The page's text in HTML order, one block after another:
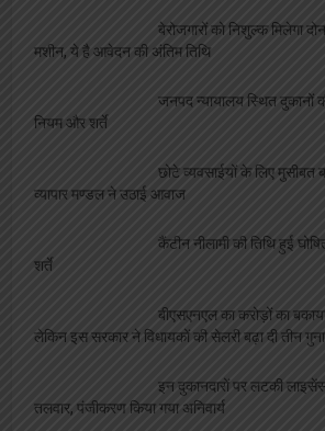
बेरोजगारों को निशुल्क मिलेगा
मशीन, ये है आवेदन की अंतिम तिथि
जनपद न्यायालय स्थित दुकानों
नियम और शर्ते
छोटे व्यवसाईयों के लिए मुसीबत
व्यापार मण्डल ने उठाई आवाज
कैंटीन नीलामी की तिथि हुई
शर्ते
बीएसएनएल का करोड़ों का
लेकिन इस सरकार ने विधायकों की सेलरी बढ़ा दी तीन गुना
इन दुकानदारों पर लटकी
तलवार, पंजीकरण किया गया अनिवार्य